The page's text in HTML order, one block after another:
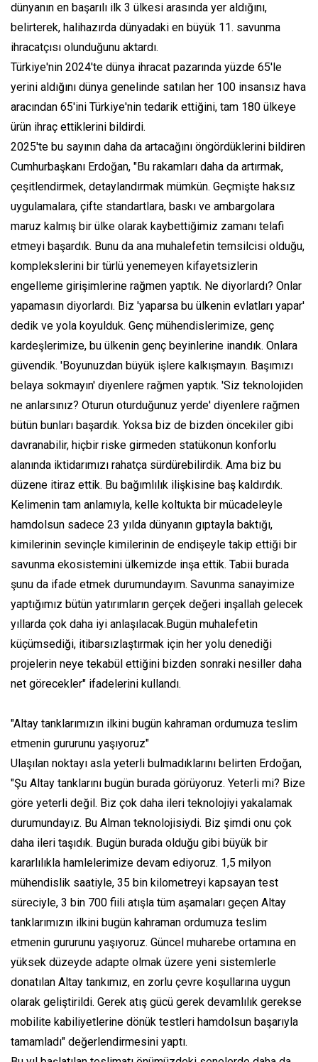
dünyanın en başarılı ilk 3 ülkesi arasında yer aldığını,
belirterek, halihazırda dünyadaki en büyük 11. savunma
ihracatçısı olunduğunu aktardı.
Türkiye'nin 2024'te dünya ihracat pazarında yüzde 65'le
yerini aldığını dünya genelinde satılan her 100 insansız hava
aracından 65'ini Türkiye'nin tedarik ettiğini, tam 180 ülkeye
ürün ihraç ettiklerini bildirdi.
2025'te bu sayının daha da artacağını öngördüklerini bildiren
Cumhurbaşkanı Erdoğan, "Bu rakamları daha da artırmak,
çeşitlendirmek, detaylandırmak mümkün. Geçmişte haksız
uygulamalara, çifte standartlara, baskı ve ambargolara
maruz kalmış bir ülke olarak kaybettiğimiz zamanı telafi
etmeyi başardık. Bunu da ana muhalefetin temsilcisi olduğu,
komplekslerini bir türlü yenemeyen kifayetsizlerin
engelleme girişimlerine rağmen yaptık. Ne diyorlardı? Onlar
yapamasın diyorlardı. Biz 'yaparsa bu ülkenin evlatları yapar'
dedik ve yola koyulduk. Genç mühendislerimize, genç
kardeşlerimize, bu ülkenin genç beyinlerine inandık. Onlara
güvendik. 'Boyunuzdan büyük işlere kalkışmayın. Başımızı
belaya sokmayın' diyenlere rağmen yaptık. 'Siz teknolojiden
ne anlarsınız? Oturun oturduğunuz yerde' diyenlere rağmen
bütün bunları başardık. Yoksa biz de bizden öncekiler gibi
davranabilir, hiçbir riske girmeden statükonun konforlu
alanında iktidarımızı rahatça sürdürebilirdik. Ama biz bu
düzene itiraz ettik. Bu bağımlılık ilişkisine baş kaldırdık.
Kelimenin tam anlamıyla, kelle koltukta bir mücadeleyle
hamdolsun sadece 23 yılda dünyanın gıptayla baktığı,
kimilerinin sevinçle kimilerinin de endişeyle takip ettiği bir
savunma ekosistemini ülkemizde inşa ettik. Tabii burada
şunu da ifade etmek durumundayım. Savunma sanayimize
yaptığımız bütün yatırımların gerçek değeri inşallah gelecek
yıllarda çok daha iyi anlaşılacak.Bugün muhalefetin
küçümsediği, itibarsızlaştırmak için her yolu denediği
projelerin neye tekabül ettiğini bizden sonraki nesiller daha
net görecekler" ifadelerini kullandı.
"Altay tanklarımızın ilkini bugün kahraman ordumuza teslim
etmenin gururunu yaşıyoruz"
Ulaşılan noktayı asla yeterli bulmadıklarını belirten Erdoğan,
"Şu Altay tanklarını bugün burada görüyoruz. Yeterli mi? Bize
göre yeterli değil. Biz çok daha ileri teknolojiyi yakalamak
durumundayız. Bu Alman teknolojisiydi. Biz şimdi onu çok
daha ileri taşıdık. Bugün burada olduğu gibi büyük bir
kararlılıkla hamlelerimize devam ediyoruz. 1,5 milyon
mühendislik saatiyle, 35 bin kilometreyi kapsayan test
süreciyle, 3 bin 700 fiili atışla tüm aşamaları geçen Altay
tanklarımızın ilkini bugün kahraman ordumuza teslim
etmenin gururunu yaşıyoruz. Güncel muharebe ortamına en
yüksek düzeyde adapte olmak üzere yeni sistemlerle
donatılan Altay tankımız, en zorlu çevre koşullarına uygun
olarak geliştirildi. Gerek atış gücü gerek devamlılık gerekse
mobilite kabiliyetlerine dönük testleri hamdolsun başarıyla
tamamladı" değerlendirmesini yaptı.